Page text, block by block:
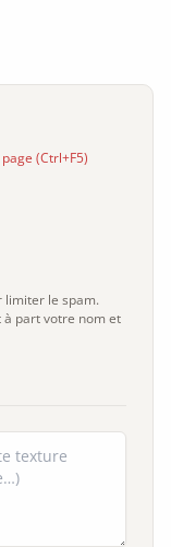
(Ctrl+F5)
limiter le spam.
part votre nom et